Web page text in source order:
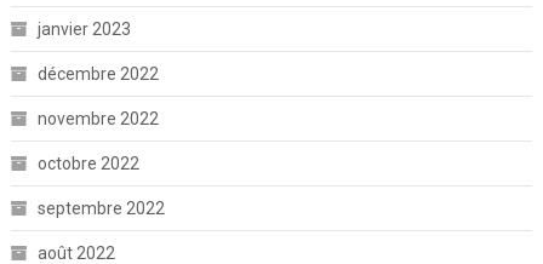
janvier 2023
décembre 2022
novembre 2022
octobre 2022
septembre 2022
août 2022